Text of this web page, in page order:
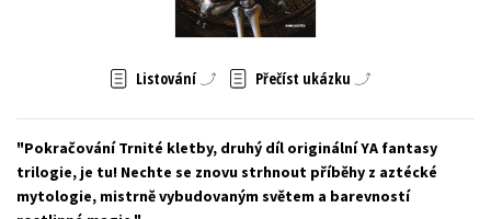
Zahraniční literatura
Všechny tituly
Listování Přečíst ukázku
Pokračování Trnité kletby, druhý díl originální YA fantasy
trilogie, je tu! Nechte se znovu strhnout příběhy z aztécké
mytologie, mistrně vybudovaným světem a barevností